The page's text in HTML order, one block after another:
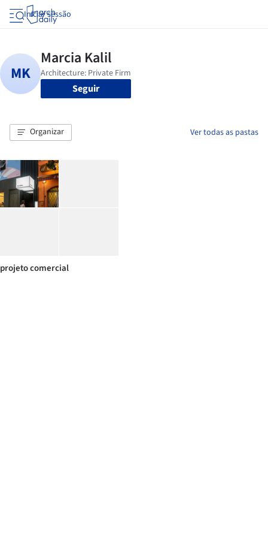
Iniciar sessão
Seguir
Organizar Ver todas as pastas
projeto comercial